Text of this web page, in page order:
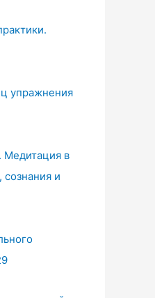
упражнения
Медитация в
сознания и